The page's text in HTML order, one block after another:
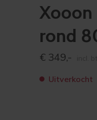
Xooon
rond
€ 349,-
Uitverkocht